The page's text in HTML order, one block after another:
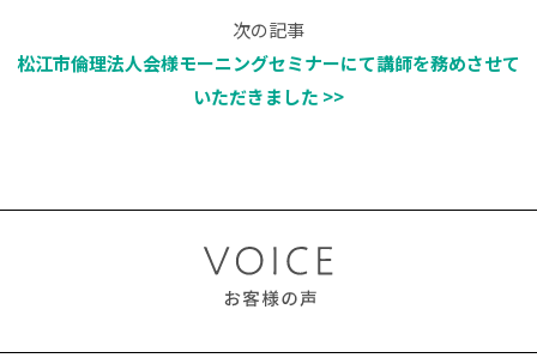
次の記事
松江市倫理法人会様モーニングセミナーにて講師を務めさせて
いただきました >>